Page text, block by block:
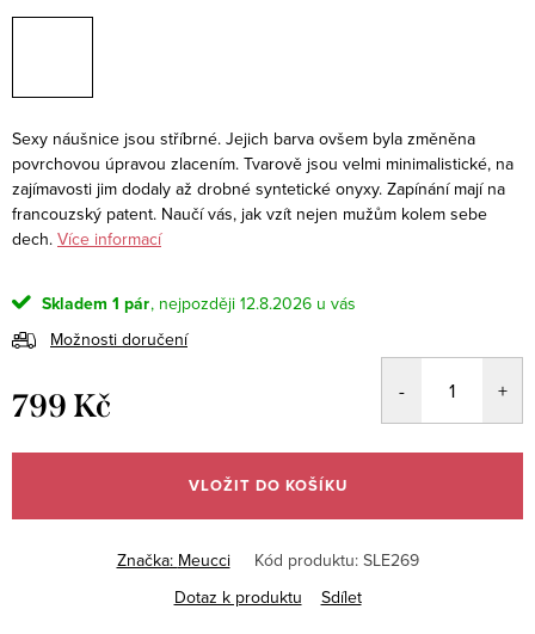
Sexy náušnice jsou stříbrné. Jejich barva ovšem byla změněna
povrchovou úpravou zlacením. Tvarově jsou velmi minimalistické, na
zajímavosti jim dodaly až drobné syntetické onyxy. Zapínání mají na
francouzský patent. Naučí vás, jak vzít nejen mužům kolem sebe
dech. Více informací
Skladem 1 pár
12.8.2026
Možnosti doručení
799 Kč
cena:
VLOŽIT DO KOŠÍKU
Značka: Meucci Kód produktu: SLE269
Dotaz k produktu
Sdílet